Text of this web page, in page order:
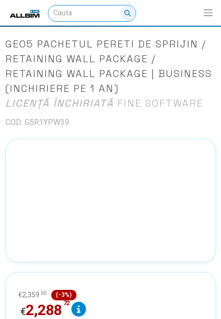
GEO5 PACHETUL PERETI DE SPRIJIN /
RETAINING WALL PACKAGE /
RETAINING WALL PACKAGE | BUSINESS
(INCHIRIERE PE 1 AN)
LICENȚĂ ÎNCHIRIATĂ FINE SOFTWARE
COD: G5R1YPW39
€2,359 50 (-3%)
€2,28872